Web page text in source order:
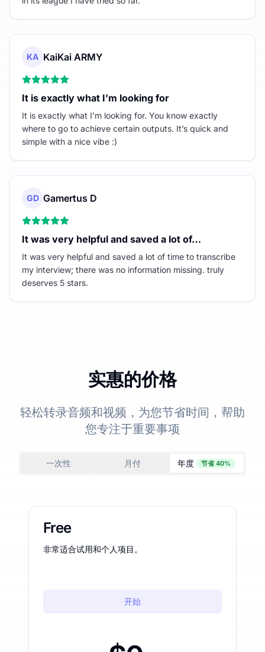
KA KaiKai ARMY
It is exactly what I’m looking for
It is exactly what I’m looking for. You know exactly
where to go to achieve certain outputs. It’s quick and
simple with a nice vibe :)
GD Gamertus D
It was very helpful and saved a lot of…
It was very helpful and saved a lot of time to transcribe
my interview; there was no information missing. truly
deserves 5 stars.
实惠的价格
轻松转录音频和视频，为您节省时间，帮助
您专注于重要事项
一次性 月付 年度 节省 40%
Free
非常适合试用和个人项目。
开始